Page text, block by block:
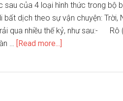
sau của 4 loại hình thức trong bộ
dịch theo sự vận chuyện: Trời,
qua nhiều thế kỷ, như sau:- Rô
… [Read more...]